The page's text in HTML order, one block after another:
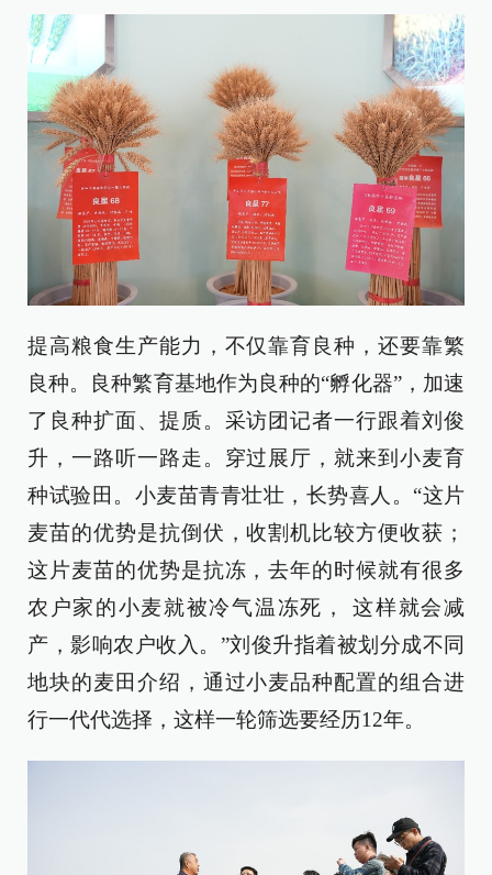
提高粮食生产能力，不仅靠育良种，还要靠繁
良种。良种繁育基地作为良种的“孵化器”，加速
了良种扩面、提质。采访团记者一行跟着刘俊
升，一路听一路走。穿过展厅，就来到小麦育
种试验田。小麦苗青青壮壮，长势喜人。“这片
麦苗的优势是抗倒伏，收割机比较方便收获；
这片麦苗的优势是抗冻，去年的时候就有很多
农户家的小麦就被冷气温冻死， 这样就会减
产，影响农户收入。”刘俊升指着被划分成不同
地块的麦田介绍，通过小麦品种配置的组合进
行一代代选择，这样一轮筛选要经历12年。